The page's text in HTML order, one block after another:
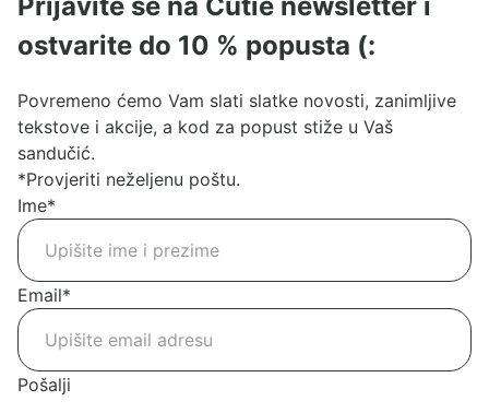
ostvarite do 10 % popusta (:
Povremeno ćemo Vam slati slatke novosti, zanimljive
tekstove i akcije, a kod za popust stiže u Vaš
sandučić.
*Provjeriti neželjenu poštu.
Ime*
Email*
Pošalji